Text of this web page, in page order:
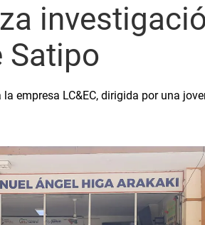
Satipo
empresa LC&EC, dirigida por una